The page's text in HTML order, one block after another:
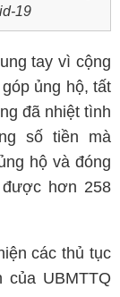
19
tay vì cộng
ủng hộ, tất
đã nhiệt tình
số tiền mà
hộ và đóng
được hơn 258
các thủ tục
của UBMTTQ